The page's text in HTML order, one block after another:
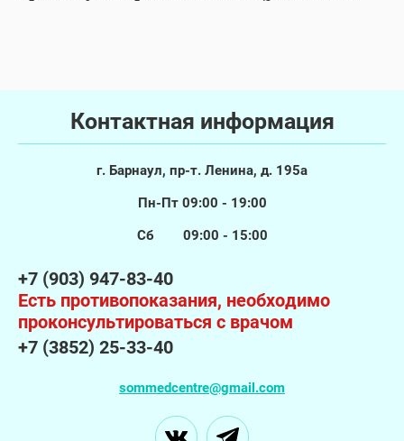
Контактная информация
г. Барнаул, пр-т. Ленина, д. 195а
Пн-Пт 09:00 - 19:00
Сб 09:00 - 15:00
+7 (3852) 25-33-40
+7 (903) 947-83-40
Есть противопоказания, необходимо
проконсультироваться с врачом
sommedcentre@gmail.com